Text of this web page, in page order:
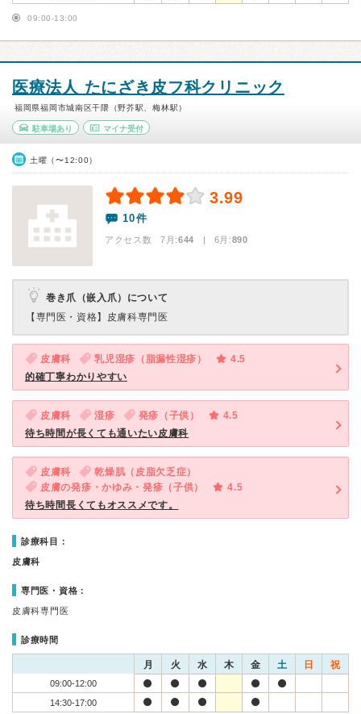
09:00-13:00
医療法人 たにざき皮フ科クリニック
福岡県福岡市城南区干隈（野芥駅、梅林駅）
駐車場あり マイナ受付
土曜（〜12:00）
3.99
10件
アクセス数 7月:644 | 6月:890
巻き爪（嵌入爪）について
【専門医・資格】 皮膚科専門医
皮膚科 乳児湿疹（脂漏性湿疹）
4.5
的確丁寧わかりやすい
皮膚科 湿疹 発疹（子供）
4.5
待ち時間が長くても通いたい皮膚科
皮膚科
乾燥肌（皮脂欠乏症）
皮膚の発疹・かゆみ・発疹（子供）
4.5
待ち時間長くてもオススメです。
診療科目：
皮膚科
専門医・資格：
皮膚科専門医
診療時間
月 火 水 木 金 土 日 祝
09:00-12:00
14:30-17:00